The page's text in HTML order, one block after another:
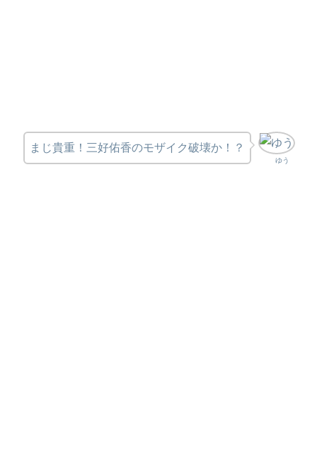
ゆう
まじ貴重！三好佑香のモザイク破壊か！？